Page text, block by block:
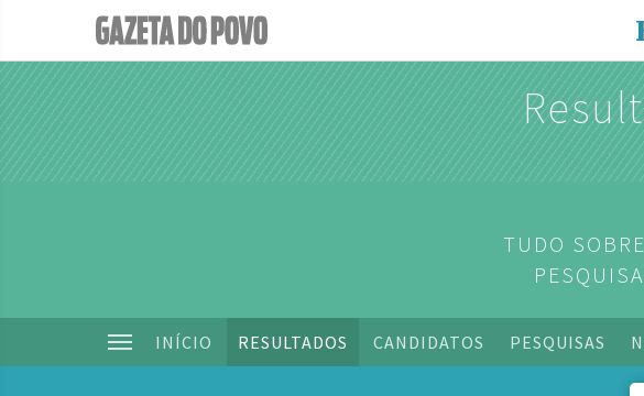
TUDO
INÍCIO RESULTADOS CANDIDATOS PESQUISAS